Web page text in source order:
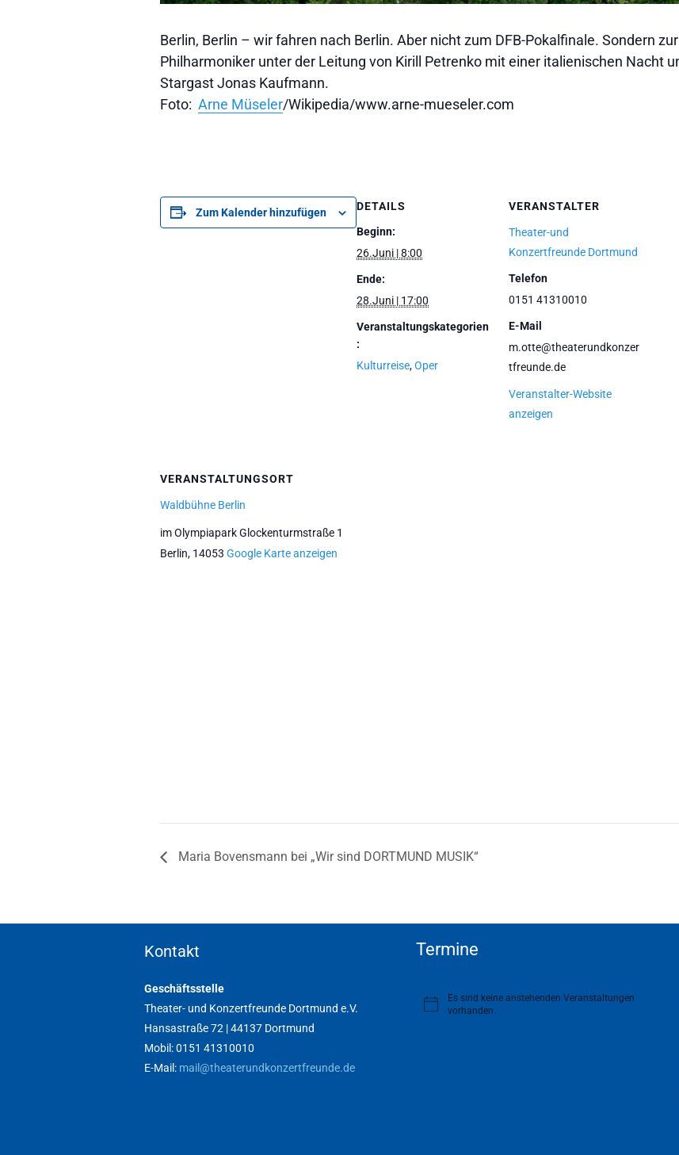
Berlin, Berlin – wir fahren nach Berlin. Aber nicht zum DFB-Pokalfinale. Sondern
Philharmoniker unter der Leitung von Kirill Petrenko mit einer italienischen Nacht
Stargast Jonas Kaufmann.
Foto: Arne Müseler/Wikipedia/www.arne-mueseler.com
Zum Kalender hinzufügen
DETAILS
Beginn:
26.Juni | 8:00
Ende:
28.Juni | 17:00
Veranstaltungskategorien
:
Kulturreise,Oper
VERANSTALTER
Theater-und
Konzertfreunde Dortmund
Telefon
0151 41310010
E-Mail
m.otte@theaterundkonzer
tfreunde.de
Veranstalter-Website
anzeigen
VERANSTALTUNGSORT
Waldbühne Berlin
im Olympiapark Glockenturmstraße 1
Berlin, 14053 Google Karte anzeigen
Maria Bovensmann bei „Wir sind DORTMUND MUSIK“
Kontakt
Geschäftsstelle
Theater- und Konzertfreunde Dortmund e.V.
Hansastraße 72 | 44137 Dortmund
Mobil: 0151 41310010
E-Mail: mail@theaterundkonzertfreunde.de
Termine
H
Es sind keine anstehenden Veranstaltungen
vorhanden.